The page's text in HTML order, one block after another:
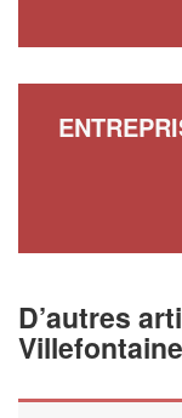
D’autres
Villefontaine